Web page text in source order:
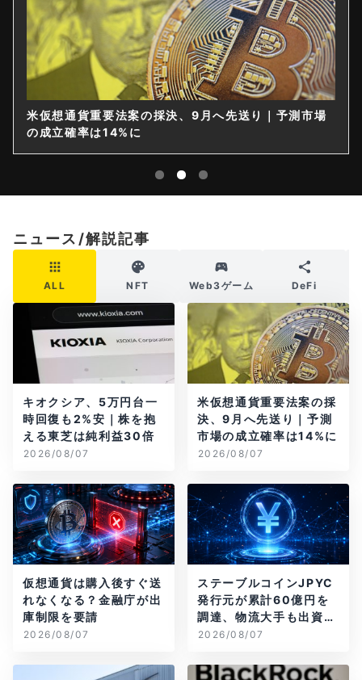
米仮想通貨重要法案の採決、9月へ先送り｜予測市場
の成立確率は14%に
ニュース/解説記事
ALL NFT Web3ゲーム DeFi
キオクシア、5万円台一
時回復も2%安｜株を抱
える東芝は純利益30倍
2026/08/07
米仮想通貨重要法案の採
決、9月へ先送り｜予測
市場の成立確率は14%に
2026/08/07
仮想通貨は購入後すぐ送
れなくなる？金融庁が出
庫制限を要請
2026/08/07
ステーブルコインJPYC
発行元が累計60億円を
調達、物流大手も出資参
画
2026/08/07